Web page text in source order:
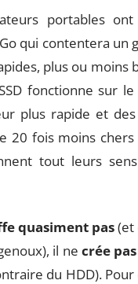
portables
qui contentera un
plus ou
fonctionne sur
plus rapide et
20 fois moins
tout leurs
quasiment pas(et
il ne crée
du HDD).